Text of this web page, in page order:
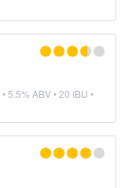
• 5.5% ABV • 20 IBU •